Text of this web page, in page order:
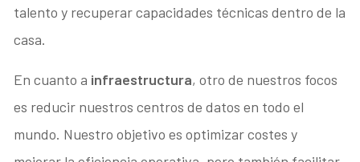
talento y recuperar capacidades técnicas dentro de la
casa.
En cuanto a infraestructura, otro de nuestros focos
es reducir nuestros centros de datos en todo el
mundo. Nuestro objetivo es optimizar costes y